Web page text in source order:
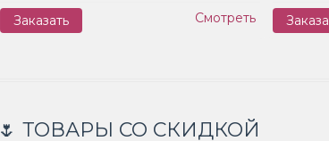
Заказать Смотреть
🌷 ТОВАРЫ СО СКИДКОЙ